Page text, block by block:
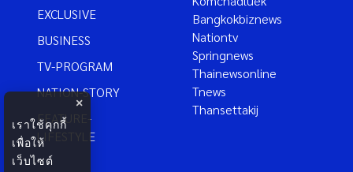
EXCLUSIVE
BUSINESS
TV-PROGRAM
NATION-STORY
FEATURE-
LIFESTYLE
Bangkokbiznews
Nationtv
Springnews
Thainewsonline
Tnews
Thansettakij
×
เราใช้คุกกี้
เพื่อให้
เว็บไซต์